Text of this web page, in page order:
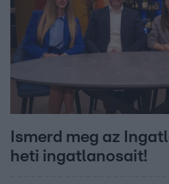
Ismerd meg az
heti ingatlanosait!